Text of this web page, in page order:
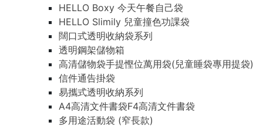
HELLO Boxy 今天午餐自己袋
HELLO Slimily 兒童撞色功課袋
闊口式透明收納袋系列
透明鋼架儲物箱
高清儲物袋手提慳位萬用袋(兒童睡袋專用提袋)
信件通告掛袋
易攜式透明收納系列
A4高清文件書袋F4高清文件書袋
多用途活動袋 (窄長款)